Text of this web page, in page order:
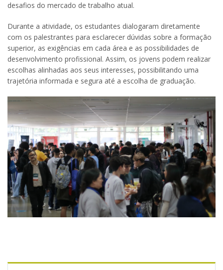
desafios do mercado de trabalho atual.
Durante a atividade, os estudantes dialogaram diretamente
com os palestrantes para esclarecer dúvidas sobre a formação
superior, as exigências em cada área e as possibilidades de
desenvolvimento profissional. Assim, os jovens podem realizar
escolhas alinhadas aos seus interesses, possibilitando uma
trajetória informada e segura até a escolha de graduação.